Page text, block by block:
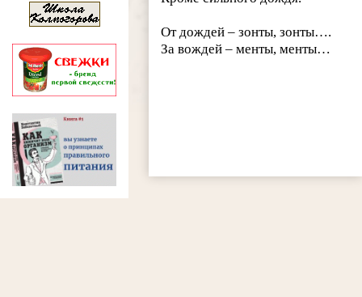
От дождей – зонты, зонты….
За вождей – менты, менты…